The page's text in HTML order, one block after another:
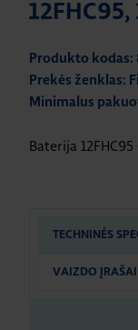
Produkto kodas:
Prekės ženklas:
Minimalus
Baterija
TECHNINĖS
VAIZDO ĮRAŠAI